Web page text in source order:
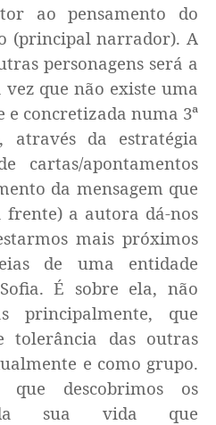
ao pensamento do
(principal narrador). A
personagens será a
que não existe uma
e concretizada numa 3ª
através da estratégia
cartas/apontamentos
da mensagem que
frente) a autora dá-nos
mais próximos
de uma entidade
É sobre ela, não
principalmente, que
tolerância das outras
e como grupo.
descobrimos os
da sua vida que